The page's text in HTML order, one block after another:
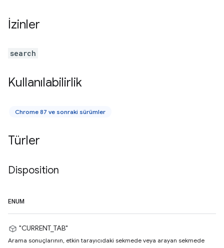
İzinler
search
Kullanılabilirlik
Chrome 87 ve sonraki sürümler
Türler
Disposition
ENUM
"CURRENT_TAB"
Arama sonuçlarının, etkin tarayıcıdaki sekmede veya arayan sekmede